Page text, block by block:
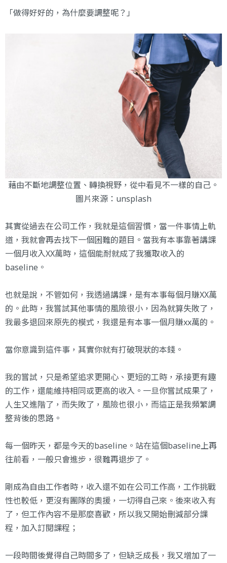
「做得好好的，為什麼要調整呢？」
藉由不斷地調整位置、轉換視野，從中看見不一樣的自己。
圖片來源： unsplash
其實從過去在公司工作，我就是這個習慣，當一件事情上軌
道，我就會再去找下一個困難的題目。當我有本事靠著講課
一個月收入XX萬時，這個能耐就成了我獲取收入的
baseline。
也就是說，不管如何，我透過講課，是有本事每個月賺XX萬
的。此時，我嘗試其他事情的風險很小，因為就算失敗了，
我最多退回來原先的模式，我還是有本事一個月賺xx萬的。
當你意識到這件事，其實你就有打破現狀的本錢。
我的嘗試，只是希望追求更開心、更短的工時，承接更有趣
的工作，還能維持相同或更高的收入。一旦你嘗試成果了，
人生又進階了，而失敗了，風險也很小，而這正是我頻繁調
整背後的思路。
每一個昨天，都是今天的baseline。站在這個baseline上再
往前看，一般只會進步，很難再退步了。
剛成為自由工作者時，收入還不如在公司工作高，工作挑戰
性也較低，更沒有團隊的奧援，一切得自己來。後來收入有
了，但工作內容不是那麼喜歡，所以我又開始刪減部分課
程，加入訂閱課程；
一段時間後覺得自己時間多了，但缺乏成長，我又增加了一